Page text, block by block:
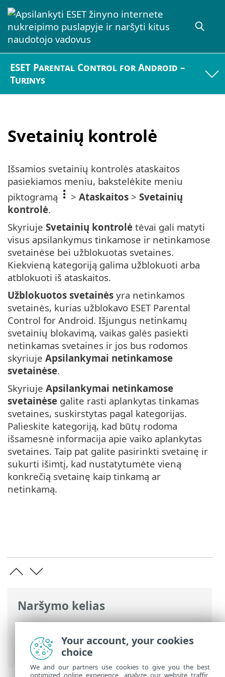
ESET Parental Control for Android –
Turinys
Svetainių kontrolė
Naršymo kelias
ESET interneto žinynas>ESET Parental
Control for Android>Ataskaitos>
Svetainių kontrolė
Išsamios svetainių kontrolės ataskaitos
pasiekiamos meniu, bakstelėkite meniu
piktogramą
> Ataskaitos > Svetainių
kontrolė.
Skyriuje Svetainių kontrolė tėvai gali matyti
visus apsilankymus tinkamose ir netinkamose
svetainėse bei užblokuotas svetaines.
Kiekvieną kategoriją galima užblokuoti arba
atblokuoti iš ataskaitos.
Užblokuotos svetainės yra netinkamos
svetainės, kurias užblokavo ESET Parental
Control for Android. Išjungus netinkamų
svetainių blokavimą, vaikas galės pasiekti
netinkamas svetaines ir jos bus rodomos
skyriuje Apsilankymai netinkamose
svetainėse.
Skyriuje Apsilankymai netinkamose
svetainėse galite rasti aplankytas tinkamas
svetaines, suskirstytas pagal kategorijas.
Palieskite kategoriją, kad būtų rodoma
išsamesnė informacija apie vaiko aplankytas
svetaines. Taip pat galite pasirinkti svetainę ir
sukurti išimtį, kad nustatytumėte vieną
konkrečią svetainę kaip tinkamą ar
netinkamą.
Your account, your cookies
choice
We and our partners use cookies to give you the best
optimized online experience, analyze our website traffic,